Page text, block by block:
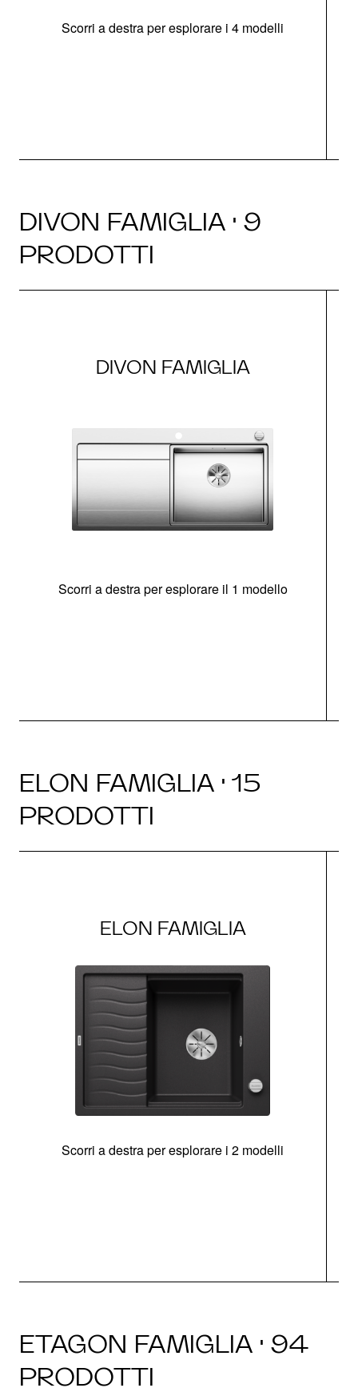
Scorri a destra per esplorare i 4 modelli
DIVON FAMIGLIA · 9
PRODOTTI
DIVON FAMIGLIA
Scorri a destra per esplorare il 1 modello
ELON FAMIGLIA · 15
PRODOTTI
ELON FAMIGLIA
Scorri a destra per esplorare i 2 modelli
ETAGON FAMIGLIA · 94
PRODOTTI